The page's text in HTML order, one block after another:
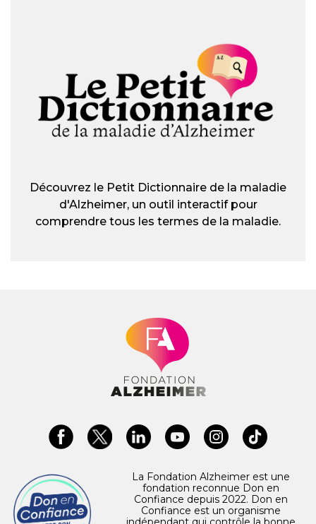
Découvrez le Petit Dictionnaire de la maladie
d'Alzheimer, un outil interactif pour
comprendre tous les termes de la maladie.
La Fondation Alzheimer est une
fondation reconnue Don en
Confiance depuis 2022. Don en
Confiance est un organisme